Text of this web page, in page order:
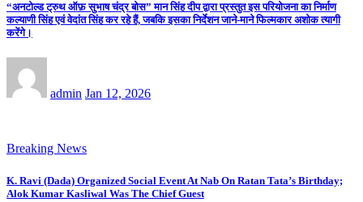
“अनटोल्ड ट्रुथ ऑफ़ सुभाष चंद्र बोस” मान सिंह दीप द्वारा प्रस्तुत इस परियोजना का निर्माण
कल्याणी सिंह एवं वेदांत सिंह कर रहे हैं, जबकि इसका निर्देशन जाने-माने फिल्मकार अशोक त्यागी
करेंगे।
admin Jan 12, 2026
Breaking News
K. Ravi (Dada) Organized Social Event At Nab On Ratan Tata’s Birthday;
Alok Kumar Kasliwal Was The Chief Guest